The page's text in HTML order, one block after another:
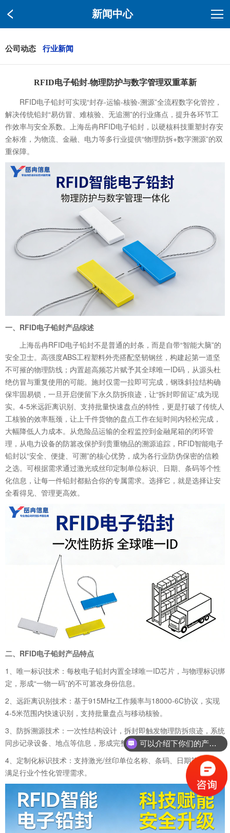
新闻中心
公司动态 行业新闻
RFID电子铅封-物理防护与数字管理双重革新
RFID电子铅封可实现“封存-运输-核验-溯源”全流程数字化管控，
解决传统铅封“易仿冒、难核验、无追溯”的行业痛点，提升各环节工
作效率与安全系数。上海岳冉RFID电子铅封，以硬核科技重塑封存安
全标准，为物流、金融、电力等多行业提供“物理防拆+数字溯源”的双
重保障。
一、RFID电子铅封产品综述
上海岳冉RFID电子铅封不是普通的封条，而是自带“智能大脑”的
安全卫士。高强度ABS工程塑料外壳搭配坚韧钢丝，构建起第一道坚
不可摧的物理防线；内置超高频芯片赋予其全球唯一ID码，从源头杜
绝仿冒与重复使用的可能。施封仅需一拉即可完成，钢珠斜拉结构确
保牢固易锁，一旦开启便留下永久防拆痕迹，让“拆封即留证”成为现
实。4-5米远距离识别、支持批量快速盘点的特性，更是打破了传统人
工核验的效率瓶颈，让上千件货物的盘点工作在短时间内轻松完成，
大幅降低人力成本。从危险品运输的全程监控到金融尾箱的闭环管
理，从电力设备的防篡改保护到贵重物品的溯源追踪，RFID智能电子
铅封以“安全、便捷、可溯”的核心优势，成为各行业防伪保密的信赖
之选。可根据需求通过激光或丝印定制单位标识、日期、条码等个性
化信息，让每一件铅封都贴合你的专属需求。选择它，就是选择让安
全看得见、管理更高效。
二、RFID电子铅封产品特点
1、唯一标识技术：每枚电子铅封内置全球唯一ID芯片，与物理标识绑
定，形成“一物一码”的不可篡改身份信息。
2、远距离识别技术：基于915MHz工作频率与18000-6C协议，实现
4-5米范围内快速识别，支持批量盘点与移动核验。
3、防拆溯源技术：一次性结构设计，拆封即触发物理防拆痕迹，系统
同步记录设备、地点等信息，形成完整溯源链条。
4、定制化标识技术：支持激光/丝印单位名称、条码、日期等信息，
满足行业个性化管理需求。
可以介绍下你们的产品么？